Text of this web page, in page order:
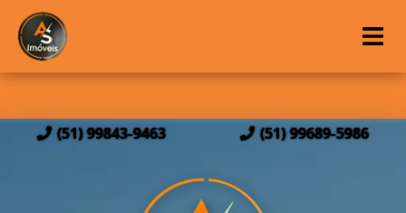
(51) 99843-9463 (51) 99689-5986